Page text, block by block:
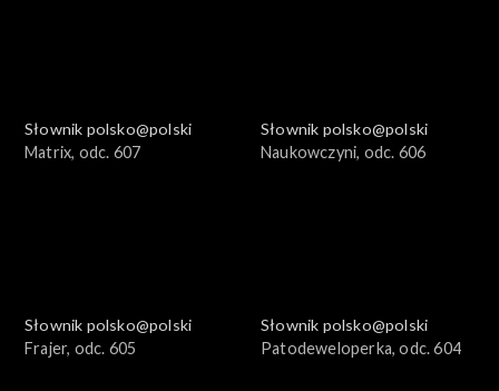
Słownik polsko@polski
Matrix, odc. 607
Słownik polsko@polski
Naukowczyni, odc. 606
Słownik polsko@polski
Frajer, odc. 605
Słownik polsko@polski
Patodeweloperka, odc. 604